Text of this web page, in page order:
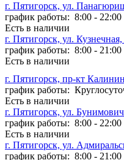
г. Пятигорск, ул.
график работы: 8:00 - 22:00
Есть в наличии
г. Пятигорск, ул.
график работы: 8:00 - 21:00
Есть в наличии
г. Пятигорск, пр-кт
график работы:
Есть в наличии
г. Пятигорск, ул.
график работы: 8:00 - 22:00
Есть в наличии
г. Пятигорск, ул.
график работы: 8:00 - 21:00